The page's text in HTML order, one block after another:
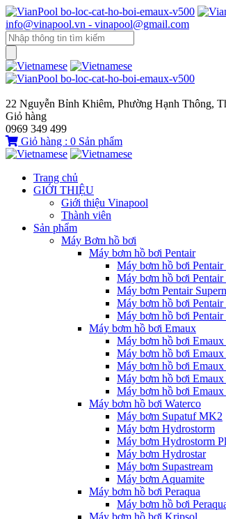
info@vinapool.vn - vinapool@gmail.com
22 Nguyễn Bỉnh Khiêm, Phường Hạnh Thông,
Giỏ hàng
0969 349 499
Giỏ hàng : 0 Sản phẩm
Trang chủ
GIỚI THIỆU
Giới thiệu Vinapool
Thành viên
Sản phẩm
Máy Bơm hồ bơi
Máy bơm hồ bơi Pentair
Máy bơm hồ bơi Pentair
Máy bơm hồ bơi
Máy bơm Pentair
Máy bơm hồ bơi
Máy bơm hồ bơi
Máy bơm hồ bơi Emaux
Máy bơm hồ bơi
Máy bơm hồ bơi Emaux
Máy bơm hồ bơi Emaux
Máy bơm hồ bơi Emaux
Máy bơm hồ bơi Emaux
Máy bơm hồ bơi Waterco
Máy bơm Supatuf MK2
Máy bơm Hydrostorm
Máy bơm Hydrostorm
Máy bơm Hydrostar
Máy bơm Supastream
Máy bơm Aquamite
Máy bơm hồ bơi Peraqua
Máy bơm hồ bơi
Máy bơm hồ bơi Kripsol